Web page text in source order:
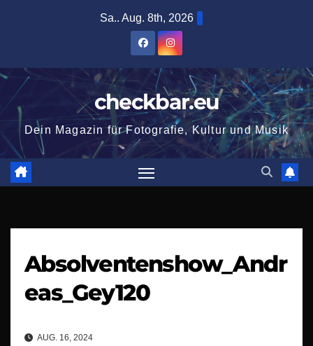
Sa.. Aug. 8th, 2026
checkbar.eu
Dein Magazin für Fotografie, Kultur und Musik
Absolventenshow_Andr
eas_Gey120
AUG. 16, 2024